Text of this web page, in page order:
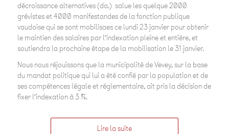
décroissance alternatives (da.) salue les quelque 2000
grévistes et 4000 manifestandes de la fonction publique
vaudoise qui se sont mobilisaes ce lundi 23 janvier pour obtenir
le maintien des salaires par l’indexation pleine et entière, et
soutiendra la prochaine étape de la mobilisation le 31 janvier.
Nous nous réjouissons que la municipalité de Vevey, sur la base
du mandat politique qui lui a été confié par la population et de
ses compétences légale et réglementaire, ait pris la décision de
fixer l’indexation à 3 %.
Lire la suite